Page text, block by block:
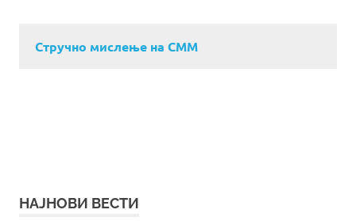
Стручно мислење на СММ
НАЈНОВИ ВЕСТИ